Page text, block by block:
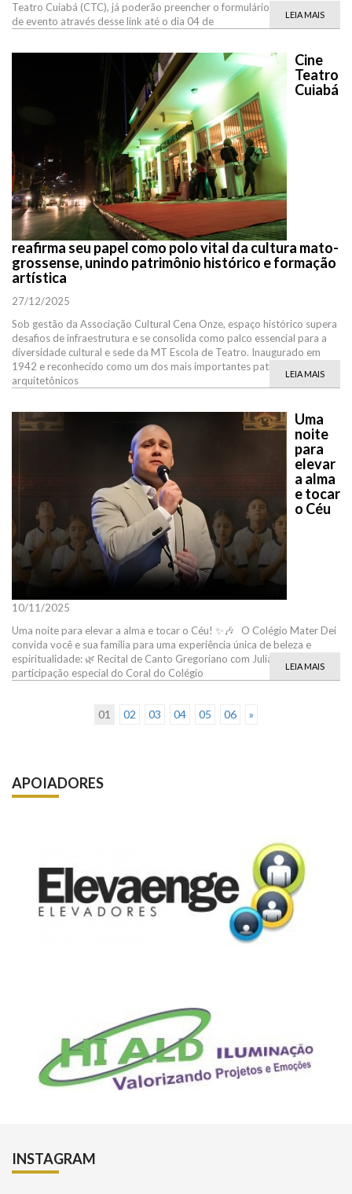
Teatro Cuiabá (CTC), já poderão preencher o formulário de proposta
de evento através desse link até o dia 04 de
LEIA MAIS
Cine
Teatro
Cuiabá
reafirma seu papel como polo vital da cultura mato-
grossense, unindo patrimônio histórico e formação
artística
27/12/2025
Sob gestão da Associação Cultural Cena Onze, espaço histórico supera
desafios de infraestrutura e se consolida como palco essencial para a
diversidade cultural e sede da MT Escola de Teatro. Inaugurado em
1942 e reconhecido como um dos mais importantes patrimônios
arquitetônicos
LEIA MAIS
Uma
noite
para
elevar
a alma
e tocar
o Céu
10/11/2025
Uma noite para elevar a alma e tocar o Céu! ✨🎶 O Colégio Mater Dei
convida você e sua família para uma experiência única de beleza e
espiritualidade: 🌿 Recital de Canto Gregoriano com Juliano Ravanello e
participação especial do Coral do Colégio
LEIA MAIS
01 02 03 04 05 06 »
APOIADORES
INSTAGRAM